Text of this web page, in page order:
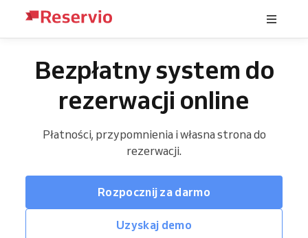
Bezpłatny system do
rezerwacji online
Płatności, przypomnienia i własna strona do
rezerwacji.
Rozpocznij za darmo
Uzyskaj demo